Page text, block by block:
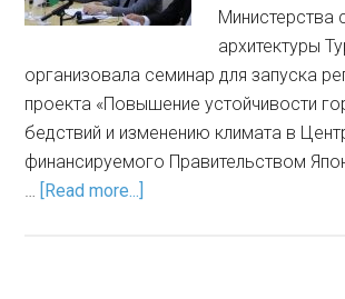
Министерства
архитектуры
организовала семинар для запуска
проекта «Повышение устойчивости
бедствий и изменению климата в
финансируемого Правительством
… [Read more...]